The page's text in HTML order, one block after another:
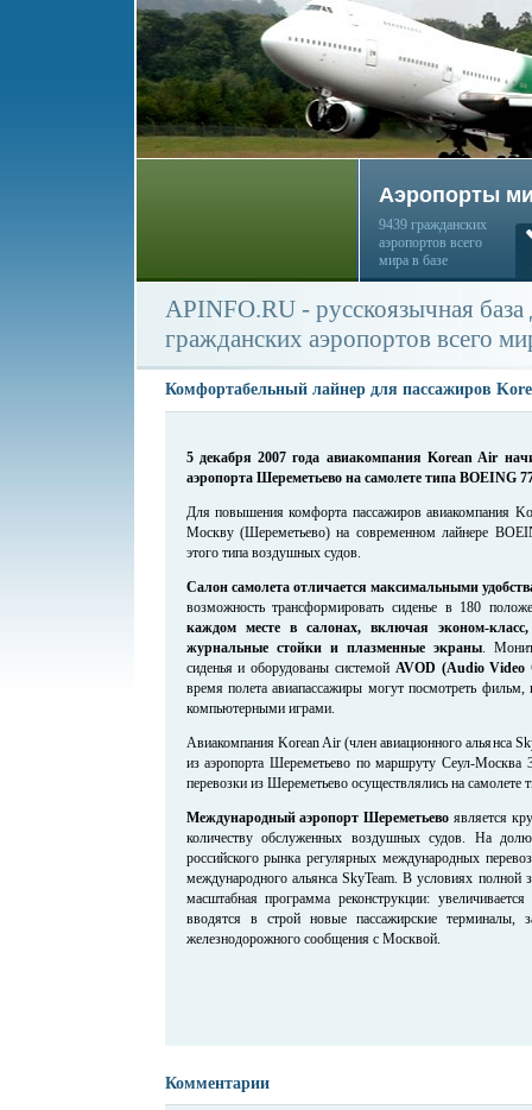
Аэропорты
9439 гражданских
аэропортов всего
мира в базе
APINFO.RU - русскоязычная
гражданских аэропортов всего
Комфортабельный лайнер для пассажиров
5 декабря 2007 года авиакомпания Korean Air
аэропорта Шереметьево на самолете типа BOEING
Для повышения комфорта пассажиров авиакомпания
Москву (Шереметьево) на современном лайнере
этого типа воздушных судов.
Салон самолета отличается максимальными
возможность трансформировать сиденье в 180
каждом месте в салонах, включая эконом-
журнальные стойки и плазменные экраны.
сиденья и оборудованы системой AVOD (Audio Video
время полета авиапассажиры могут посмотреть фильм,
компьютерными играми.
Авиакомпания Korean Air (член авиационного альянса
из аэропорта Шереметьево по маршруту Сеул-Москва
перевозки из Шереметьево осуществлялись на самолете
Международный аэропорт Шереметьево является
количеству обслуженных воздушных судов. На
российского рынка регулярных международных
международного альянса SkyTeam. В условиях полной
масштабная программа реконструкции:
вводятся в строй новые пассажирские терминалы,
железнодорожного сообщения с Москвой.
Комментарии